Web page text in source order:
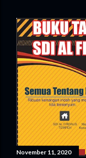
November 11, 2020